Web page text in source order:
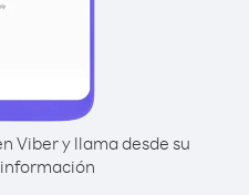
Viber y llama desde su